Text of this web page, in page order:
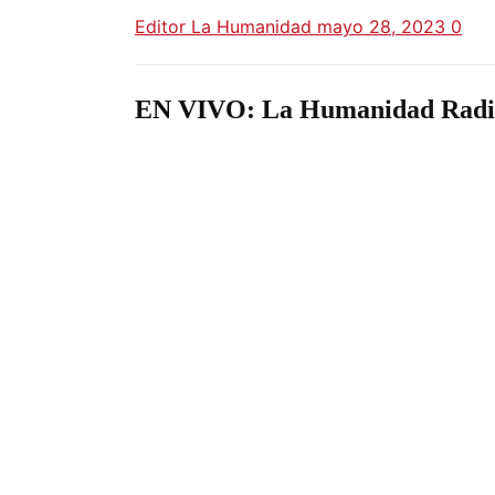
Editor La Humanidad mayo 28, 2023 0
EN VIVO: La Humanidad